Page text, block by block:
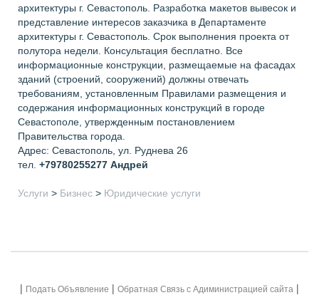
архитектуры г. Севастополь. Разработка макетов вывесок и
представление интересов заказчика в Департаменте
архитектуры г. Севастополь. Срок выполнения проекта от
полутора недели. Консультация бесплатно. Все
информационные конструкции, размещаемые на фасадах
зданий (строений, сооружений) должны отвечать
требованиям, установленным Правилами размещения и
содержания информационных конструкций в городе
Севастополе, утвержденным постановлением
Правительства города.
Адрес: Севастополь, ул. Руднева 26
тел. +79780255277 Андрей
Услуги > Бизнес > Юридические услуги
| Подать Объявление | Обратная Связь с Адиминистрацией сайта |